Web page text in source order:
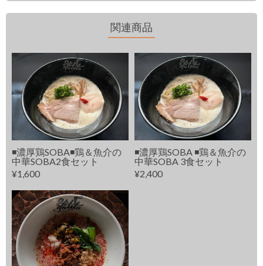
関連商品
◾️濃厚鶏SOBA◾️鶏＆魚介の
中華SOBA2食セット
¥1,600
◾️濃厚鶏SOBA ◾️鶏＆魚介の
中華SOBA 3食セット
¥2,400